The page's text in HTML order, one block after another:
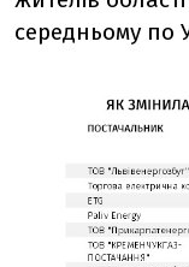
середньому по